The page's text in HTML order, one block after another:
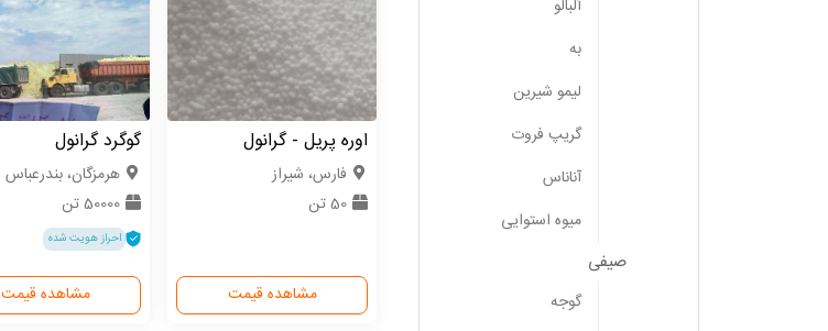
اوره پریل - گرانول
فارس، شیراز
50 تن
مشاهده قیمت
گوگرد گرانول
هرمزگان، بندرعباس
50000 تن
احراز هویت شده
مشاهده قیمت
آلبالو
به
لیمو شیرین
گریپ فروت
آناناس
میوه استوایی
صیفی
گوجه